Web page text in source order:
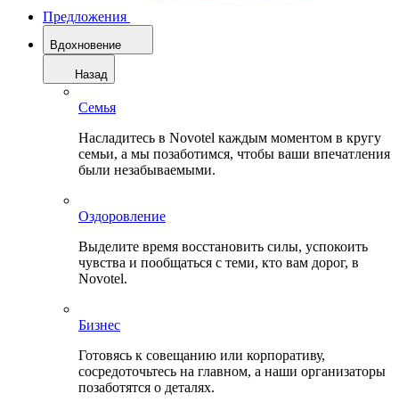
Предложения
Вдохновение
Назад
Семья
Насладитесь в Novotel каждым моментом в кругу
семьи, а мы позаботимся, чтобы ваши впечатления
были незабываемыми.
Оздоровление
Выделите время восстановить силы, успокоить
чувства и пообщаться с теми, кто вам дорог, в
Novotel.
Бизнес
Готовясь к совещанию или корпоративу,
сосредоточьтесь на главном, а наши организаторы
позаботятся о деталях.